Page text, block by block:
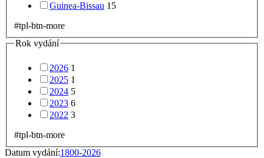
Guinea-Bissau 15
#tpl-btn-more
Rok vydání
2026 1
2025 1
2024 5
2023 6
2022 3
#tpl-btn-more
Datum vydání:1800-2026